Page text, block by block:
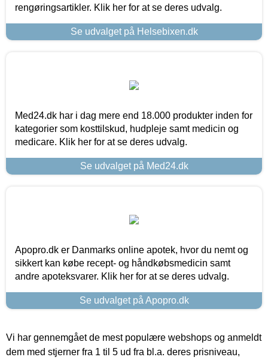
rengøringsartikler. Klik her for at se deres udvalg.
Se udvalget på Helsebixen.dk
Med24.dk har i dag mere end 18.000 produkter inden for
kategorier som kosttilskud, hudpleje samt medicin og
medicare. Klik her for at se deres udvalg.
Se udvalget på Med24.dk
Apopro.dk er Danmarks online apotek, hvor du nemt og
sikkert kan købe recept- og håndkøbsmedicin samt
andre apoteksvarer. Klik her for at se deres udvalg.
Se udvalget på Apopro.dk
Vi har gennemgået de mest populære webshops og anmeldt
dem med stjerner fra 1 til 5 ud fra bl.a. deres prisniveau,